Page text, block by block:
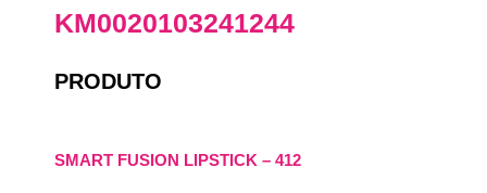
KM0020103241244
PRODUTO
SMART FUSION LIPSTICK – 412